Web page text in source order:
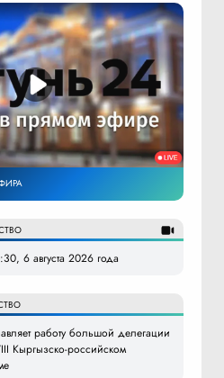
6 августа 2026 года
работу большой делегации
Кыргызско-российском